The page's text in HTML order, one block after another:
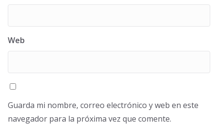
Web
Guarda mi nombre, correo electrónico y web en este
navegador para la próxima vez que comente.